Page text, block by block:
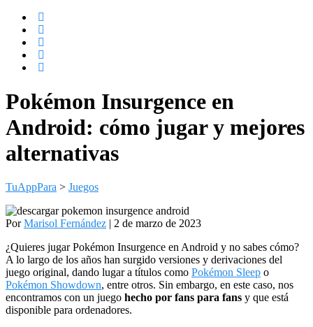
Pokémon Insurgence en
Android: cómo jugar y mejores
alternativas
TuAppPara > Juegos
PorMarisol Fernández | 2 de marzo de 2023
¿Quieres jugar Pokémon Insurgence en Android y no sabes cómo?
A lo largo de los años han surgido versiones y derivaciones del
juego original, dando lugar a títulos como Pokémon Sleep o
Pokémon Showdown, entre otros. Sin embargo, en este caso, nos
encontramos con un juego hecho por fans para fans y que está
disponible para ordenadores.